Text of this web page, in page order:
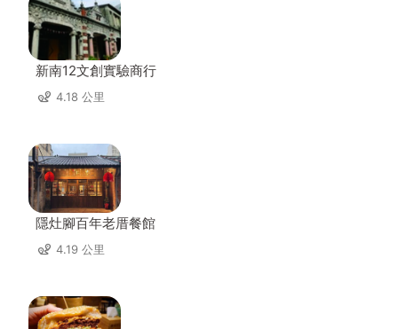
新南12文創實驗商行
4.18 公里
隱灶腳百年老厝餐館
4.19 公里